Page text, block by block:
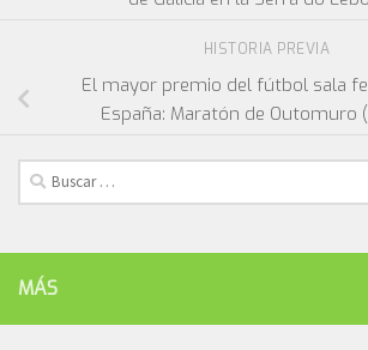
HISTORIA PREVIA
El mayor premio del fútbol sala
España: Maratón de Outomuro
Buscar:
MÁS